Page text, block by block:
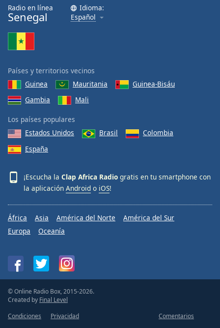
dialog
window.
Radio en línea
Senegal
Idioma:
Español
Países y territorios vecinos
Guinea
Mauritania
Guinea-Bisáu
Gambia
Mali
Los países populares
Estados Unidos
Brasil
Colombia
España
¡Escucha la Clap Africa Radio gratis en tu smartphone con
la aplicación Android o iOS!
África Asia América del Norte
América del Sur
Europa
Oceanía
© Online Radio Box, 2015-2026.
Created by Final Level
Condiciones
Privacidad Comentarios